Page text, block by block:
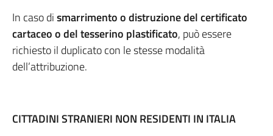
In caso dismarrimento o distruzione del certificato
cartaceo o del tesserino plastificato, può essere
richiesto il duplicato con le stesse modalità
dell’attribuzione.
CITTADINI STRANIERI NON RESIDENTI IN ITALIA